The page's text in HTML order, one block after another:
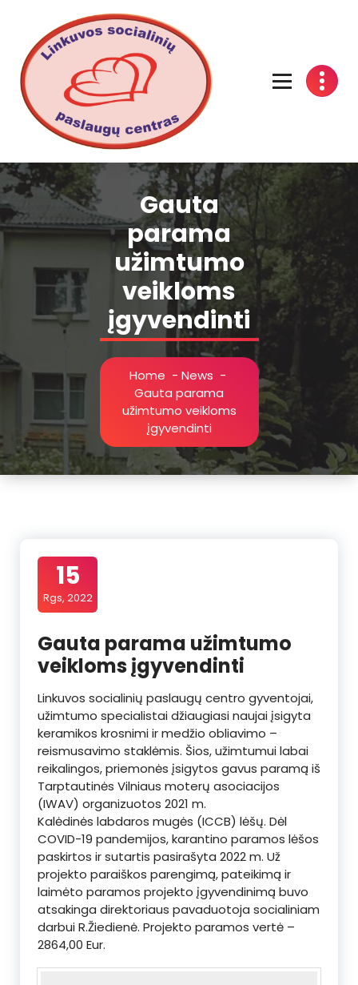
Gauta
parama
užimtumo
veikloms
įgyvendinti
Home - News -
Gauta parama
užimtumo veikloms
įgyvendinti
15
Rgs, 2022
Gauta parama užimtumo
veikloms įgyvendinti
Linkuvos socialinių paslaugų centro gyventojai,
užimtumo specialistai džiaugiasi naujai įsigyta
keramikos krosnimi ir medžio obliavimo –
reismusavimo staklėmis. Šios, užimtumui labai
reikalingos, priemonės įsigytos gavus paramą iš
Tarptautinės Vilniaus moterų asociacijos
(IWAV) organizuotos 2021 m.
Kalėdinės labdaros mugės (ICCB) lėšų. Dėl
COVID-19 pandemijos, karantino paramos lėšos
paskirtos ir sutartis pasirašyta 2022 m. Už
projekto paraiškos parengimą, pateikimą ir
laimėto paramos projekto įgyvendinimą buvo
atsakinga direktoriaus pavaduotoja socialiniam
darbui R.Žiedienė. Projekto paramos vertė –
2864,00 Eur.